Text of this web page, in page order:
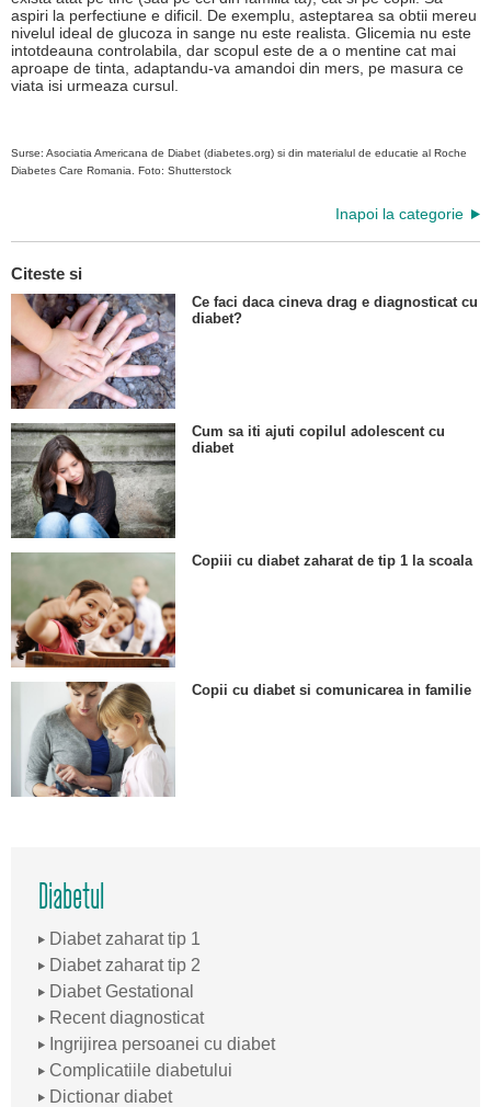
aspiri la perfectiune e dificil. De exemplu, asteptarea sa obtii mereu
nivelul ideal de glucoza in sange nu este realista. Glicemia nu este
intotdeauna controlabila, dar scopul este de a o mentine cat mai
aproape de tinta, adaptandu-va amandoi din mers, pe masura ce
viata isi urmeaza cursul.
Surse: Asociatia Americana de Diabet (diabetes.org) si din materialul de educatie al Roche
Diabetes Care Romania. Foto: Shutterstock
Inapoi la categorie
Citeste si
Ce faci daca cineva drag e diagnosticat cu
diabet?
Cum sa iti ajuti copilul adolescent cu
diabet
Copiii cu diabet zaharat de tip 1 la scoala
Copii cu diabet si comunicarea in familie
Diabetul
Diabet zaharat tip 1
Diabet zaharat tip 2
Diabet Gestational
Recent diagnosticat
Ingrijirea persoanei cu diabet
Complicatiile diabetului
Dictionar diabet